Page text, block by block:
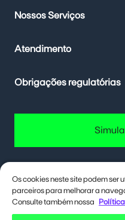
Quer até
de energia?
Nossos Serviços
Atendimento
Obrigações regulatórias
Os cookies neste site podem ser
parceiros para melhorar a
Consulte também nossa